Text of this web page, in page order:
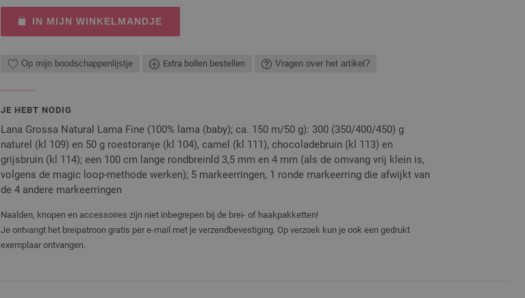
IN MIJN WINKELMANDJE
Op mijn boodschappenlijstje Extra bollen bestellen Vragen over het artikel?
JE HEBT NODIG
Lana Grossa Natural Lama Fine (100% lama (baby); ca. 150 m/50 g): 300 (350/400/450) g
naturel (kl 109) en 50 g roestoranje (kl 104), camel (kl 111), chocoladebruin (kl 113) en
grijsbruin (kl 114); een 100 cm lange rondbreinld 3,5 mm en 4 mm (als de omvang vrij klein is,
volgens de magic loop-methode werken); 5 markeerringen, 1 ronde markeerring die afwijkt van
de 4 andere markeerringen
Naalden, knopen en accessoires zijn niet inbegrepen bij de brei- of haakpakketten!
Je ontvangt het breipatroon gratis per e-mail met je verzendbevestiging. Op verzoek kun je ook een gedrukt
exemplaar ontvangen.